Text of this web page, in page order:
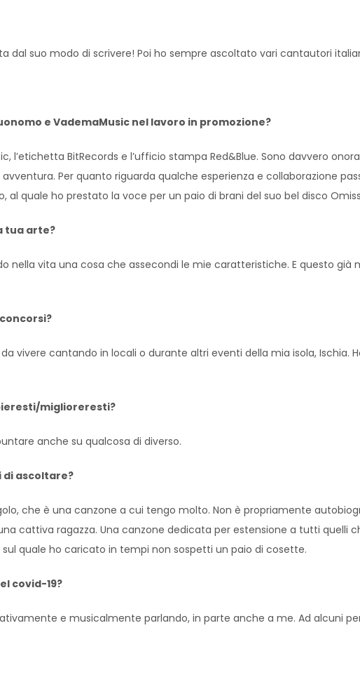
dal suo modo di scrivere! Poi ho sempre ascoltato vari cantautori
e VademaMusic nel lavoro in promozione?
l’etichetta BitRecords e l’ufficio stampa Red&Blue. Sono davvero
Per quanto riguarda qualche esperienza e collaborazione
quale ho prestato la voce per un paio di brani del suo bel disco
tua arte?
nella vita una cosa che assecondi le mie caratteristiche. E questo già
vivere cantando in locali o durante altri eventi della mia isola, Ischia.
miglioreresti?
anche su qualcosa di diverso.
di ascoltare?
che è una canzone a cui tengo molto. Non è propriamente
cattiva ragazza. Una canzone dedicata per estensione a tutti quelli
quale ho caricato in tempi non sospetti un paio di cosette.
covid-19?
e musicalmente parlando, in parte anche a me. Ad alcuni